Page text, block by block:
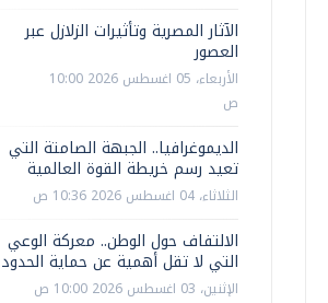
الآثار المصرية وتأثيرات الزلازل عبر
العصور
الأربعاء، 05 اغسطس 2026 10:00
ص
الديموغرافيا.. الجبهة الصامتة التي
تعيد رسم خريطة القوة العالمية
الثلاثاء، 04 اغسطس 2026 10:36 ص
الالتفاف حول الوطن.. معركة الوعي
التي لا تقل أهمية عن حماية الحدود
الإثنين، 03 اغسطس 2026 10:00 ص